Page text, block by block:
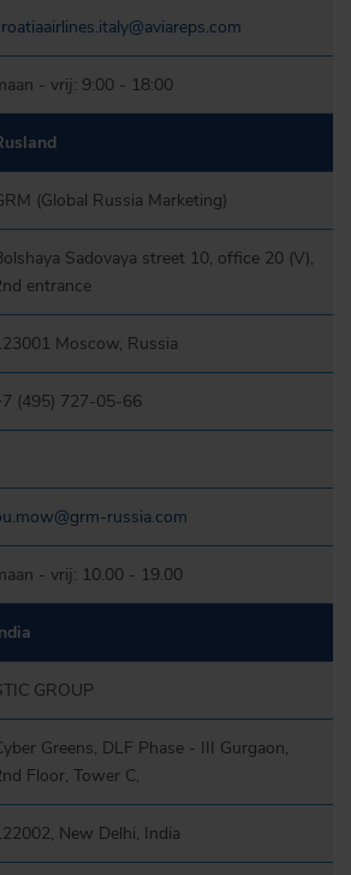
- vrij: 9:00 - 18:00
(Global Russia Marketing)
Sadovaya street 10, office 20 (V),
entrance
Moscow, Russia
(495) 727-05-66
russia.com
- vrij: 10.00 - 19.00
GROUP
Greens, DLF Phase - III Gurgaon,
Floor, Tower C,
New Delhi, India